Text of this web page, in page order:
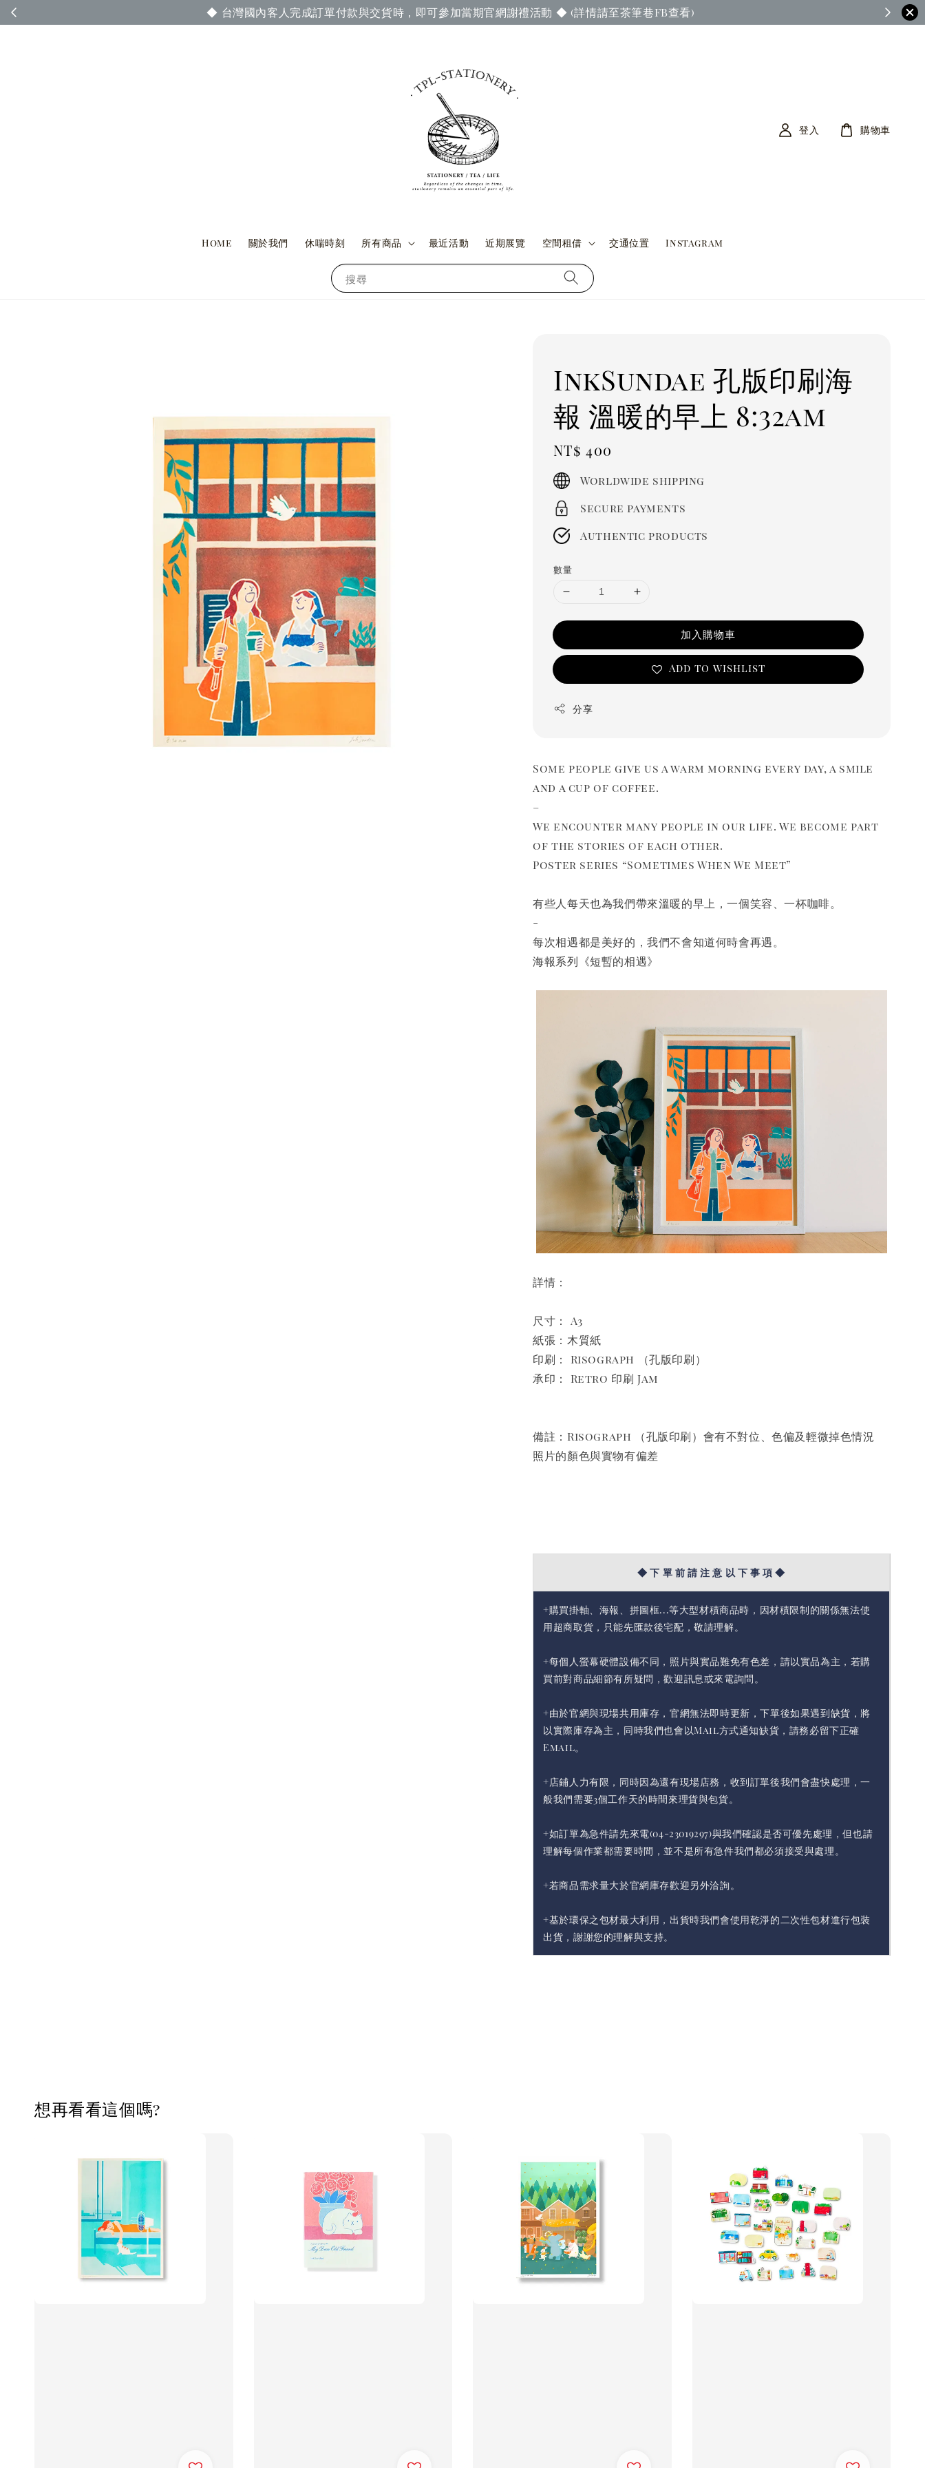
◆ 台灣國內客人完成訂單付款與交貨時，即可參加當期官網謝禮活動 ◆ (詳情請至茶筆巷FB查看)
搜尋
Home 關於我們 休喘時刻 所有商品 最近活動 近期展覽 空間租借 交通位置 Instagram
登入 購物車
InkSundae 孔版印刷海
報 溫暖的早上 8:32am
Regular
price
NT$ 400
Worldwide shipping
Secure payments
Authentic products
數量
加入購物車
Add to wishlist
分享
Some people give us a warm morning every day, a smile
and a cup of coffee.
–
We encounter many people in our life. We become part
of the stories of each other.
Poster series “Sometimes When We Meet”
有些人每天也為我們帶來溫暖的早上，一個笑容、一杯咖啡。
-
每次相遇都是美好的，我們不會知道何時會再遇。
海報系列《短暫的相遇》
詳情：
尺寸： A3
紙張：木質紙
印刷： Risograph （孔版印刷）
承印： Retro 印刷 Jam
備註：Risograph （孔版印刷）會有不對位、色偏及輕微掉色情況
照片的顏色與實物有偏差
◆ 下 單 前 請 注 意 以 下 事 項 ◆
+購買掛軸、海報、拼圖框...等大型材積商品時，因材積限制的關係無法使
用超商取貨，只能先匯款後宅配，敬請理解。
+每個人螢幕硬體設備不同，照片與實品難免有色差，請以實品為主，若購
買前對商品細節有所疑問，歡迎訊息或來電詢問。
+由於官網與現場共用庫存，官網無法即時更新，下單後如果遇到缺貨，將
以實際庫存為主，同時我們也會以Mail方式通知缺貨，請務必留下正確
Email。
+店鋪人力有限，同時因為還有現場店務，收到訂單後我們會盡快處理，一
般我們需要3個工作天的時間來理貨與包貨。
+如訂單為急件請先來電(04-23019297)與我們確認是否可優先處理，但也請
理解每個作業都需要時間，並不是所有急件我們都必須接受與處理。
+若商品需求量大於官網庫存歡迎另外洽詢。
+基於環保之包材最大利用，出貨時我們會使用乾淨的二次性包材進行包裝
出貨，謝謝您的理解與支持。
想再看看這個嗎?